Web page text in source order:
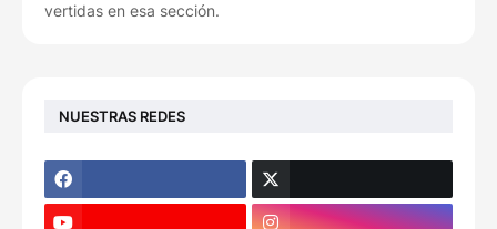
vertidas en esa sección.
NUESTRAS REDES